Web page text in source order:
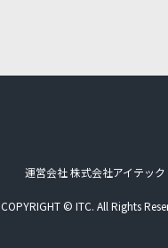
運営会社 株式会社アイテック
COPYRIGHT © ITC. All Rights